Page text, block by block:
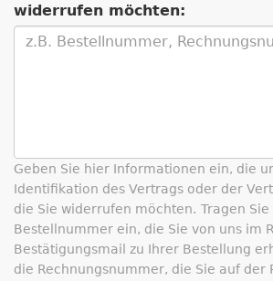
widerrufen möchten:
Geben Sie hier Informationen ein, die
Identifikation des Vertrags oder der
die Sie widerrufen möchten. Tragen
Bestellnummer ein, die Sie von uns im
Bestätigungsmail zu Ihrer Bestellung
die Rechnungsnummer, die Sie auf der